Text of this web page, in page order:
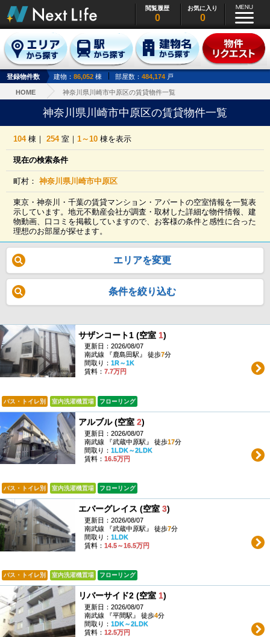
閲覧履歴
0
お気に入り
0
登録物件数 建物： 86,052 棟 部屋数： 484,174 戸
HOME 神奈川県川崎市中原区の賃貸物件一覧
神奈川県川崎市中原区の賃貸物件一覧
104棟｜254室｜1～10 棟を表示
現在の検索条件
町村：神奈川県川崎市中原区
東京・神奈川・千葉の賃貸マンション・アパートの空室情報を一覧表
示しています。地元不動産会社が調査・取材した詳細な物件情報、建
物動画、口コミを掲載していますので、お客様の条件と感性に合った
理想のお部屋が探せます。
エリアを変更
条件を絞り込む
サザンコート1 (空室 1)
更新日：2026/08/07
南武線 『鹿島田駅』 徒歩7分
間取り： 1R～1K
賃料： 7.7万円
バス・トイレ別 室内洗濯機置場 フローリング
アルブル (空室 2)
更新日：2026/08/07
南武線 『武蔵中原駅』 徒歩17分
間取り： 1LDK～2LDK
賃料： 16.5万円
バス・トイレ別 室内洗濯機置場 フローリング
エバーグレイス (空室 3)
更新日：2026/08/07
南武線 『武蔵中原駅』 徒歩7分
間取り： 1LDK
賃料： 14.5～16.5万円
バス・トイレ別 室内洗濯機置場 フローリング
リバーサイド2 (空室 1)
更新日：2026/08/07
南武線 『平間駅』 徒歩4分
間取り： 1DK～2LDK
賃料： 12.5万円